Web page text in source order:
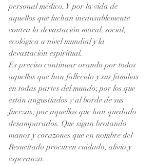
personal médico. Y por la vida de
aquellos que luchan incansablemente
contra la devastación moral, social,
ecológica a nivel mundial y la
devastación espiritual.
Es preciso continuar orando por todos
aquellos que han fallecido y sus familias
en todas partes del mundo; por los que
están angustiados y al borde de sus
fuerzas; por aquellos que han quedado
desamparados. Que sigan brotando
manos y corazones que en nombre del
Resucitado procuren cuidado, alivio y
esperanza.